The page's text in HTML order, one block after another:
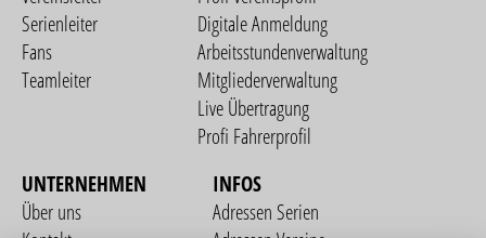
Serienleiter
Fans
Teamleiter
Digitale Anmeldung
Arbeitsstundenverwaltung
Mitgliederverwaltung
Live Übertragung
Profi Fahrerprofil
UNTERNEHMEN
Über uns
INFOS
Adressen Serien